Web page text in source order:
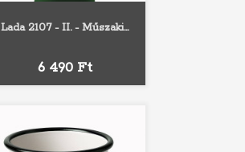
Lada 2107 - II. - Műszaki...
Ár
6 490 Ft